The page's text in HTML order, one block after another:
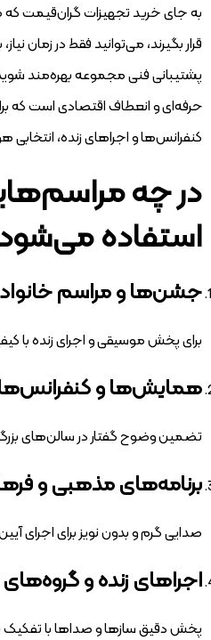
به جای خرید تجهیزات گران‌قیمت
قرار بگیرند، می‌توانید فقط در زمان
پشتیبانی فنی مجموعه بهره‌مند
حرفه‌ای و انعطاف اقتصادی است که
کنفرانس‌ها و اجراهای زنده،
در چه
استفاده
جشن‌ها و مراسم
برای پخش موسیقی و اجرای زنده با
همایش‌ها و
تضمین وضوح گفتار در سالن‌های
برنامه‌های مذهبی و
صدایی گرم و بدون نویز برای اجرای
اجراهای زنده و
پخش دقیق سازها و صداها با تفکیک